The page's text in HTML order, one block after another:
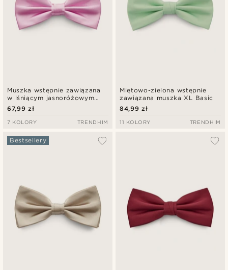
Muszka wstępnie zawiązana
w lśniącym jasnoróżowym
kolorze Basic
67,99 zł
7 KOLORY TRENDHIM
Miętowo-zielona wstępnie
zawiązana muszka XL Basic
84,99 zł
11 KOLORY TRENDHIM
Bestsellery